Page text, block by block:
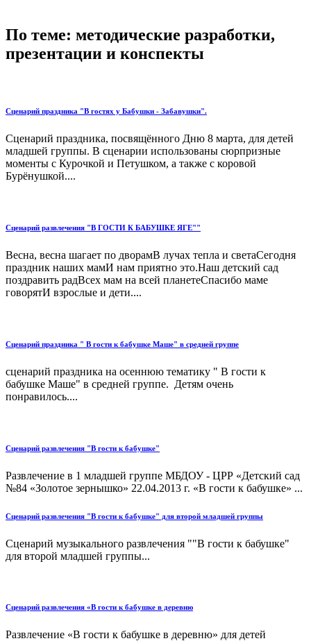
По теме: методические разработки,
презентации и конспекты
Сценарий праздника "В гостях у Бабушки - Забавушки".
Сценарий праздника, посвящённого Дню 8 марта, для детей
младшей группы. В сценарии использованы сюрпризные
моменты с Курочкой и Петушком, а также с коровой
Бурёнушкой....
Сценарий развлечения "В ГОСТИ К БАБУШКЕ ЯГЕ""
Весна, весна шагает по дворамВ лучах тепла и светаСегодня
праздник наших мамИ нам приятно это.Наш детский сад
поздравить радВсех мам на всей планетеСпасибо маме
говорятИ взрослые и дети....
Сценарий праздника " В гости к бабушке Маше" в средней группе
сценарий праздника на осеннюю тематику " В гости к
бабушке Маше" в средней группе. Детям очень
понравилось....
Сценарий развлечения "В гости к бабушке"
Развлечение в 1 младшей группе МБДОУ - ЦРР «Детский сад
№84 «Золотое зернышко» 22.04.2013 г. «В гости к бабушке» ...
Сценарий развлечения "В гости к бабушке" для второй младшей группы
Сценарий музыкального развлечения ""В гости к бабушке"
для второй младшей группы...
Сценарий развлечения «В гости к бабушке в деревню
Развлечение «В гости к бабушке в деревню» для детей